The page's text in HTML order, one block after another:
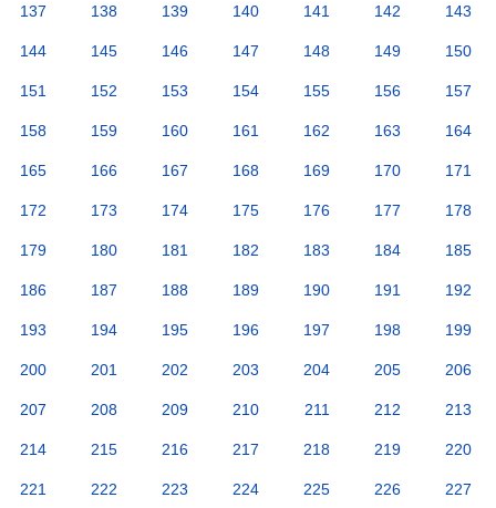
137 138 139 140 141 142 143
144 145 146 147 148 149 150
151 152 153 154 155 156 157
158 159 160 161 162 163 164
165 166 167 168 169 170 171
172 173 174 175 176 177 178
179 180 181 182 183 184 185
186 187 188 189 190 191 192
193 194 195 196 197 198 199
200 201 202 203 204 205 206
207 208 209 210 211 212 213
214 215 216 217 218 219 220
221 222 223 224 225 226 227